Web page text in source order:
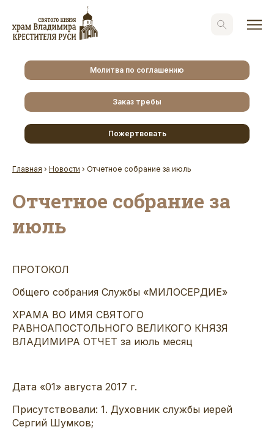
Молитва по соглашению
Заказ требы
Пожертвовать
Главная › Новости › Отчетное собрание за июль
Отчетное собрание за
июль
ПРОТОКОЛ
Общего собрания Службы «МИЛОСЕРДИЕ»
ХРАМА ВО ИМЯ СВЯТОГО
РАВНОАПОСТОЛЬНОГО ВЕЛИКОГО КНЯЗЯ
ВЛАДИМИРА ОТЧЕТ за июль месяц
Дата «01» августа 2017 г.
Присутствовали: 1. Духовник службы иерей
Сергий Шумков;